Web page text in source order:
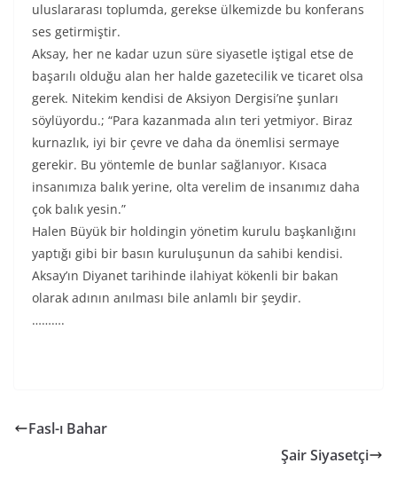
uluslararası toplumda, gerekse ülkemizde bu konferans
ses getirmiştir.
Aksay, her ne kadar uzun süre siyasetle iştigal etse de
başarılı olduğu alan her halde gazetecilik ve ticaret olsa
gerek. Nitekim kendisi de Aksiyon Dergisi’ne şunları
söylüyordu.; “Para kazanmada alın teri yetmiyor. Biraz
kurnazlık, iyi bir çevre ve daha da önemlisi sermaye
gerekir. Bu yöntemle de bunlar sağlanıyor. Kısaca
insanımıza balık yerine, olta verelim de insanımız daha
çok balık yesin.”
Halen Büyük bir holdingin yönetim kurulu başkanlığını
yaptığı gibi bir basın kuruluşunun da sahibi kendisi.
Aksay’ın Diyanet tarihinde ilahiyat kökenli bir bakan
olarak adının anılması bile anlamlı bir şeydir.
……….
Fasl-ı Bahar
Şair Siyasetçi